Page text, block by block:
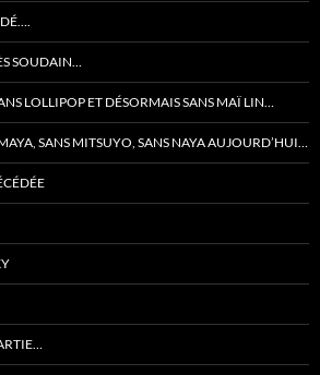
SOUDAIN…
LOLLIPOP ET DÉSORMAIS SANS MAÏ LIN…
SANS MITSUYO, SANS NAYA AUJOURD’HUI…